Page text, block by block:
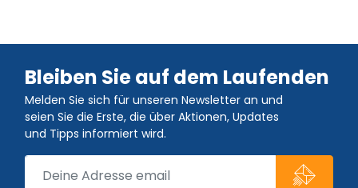
Bleiben Sie auf dem Laufenden
Melden Sie sich für unseren Newsletter an und
seien Sie die Erste, die über Aktionen, Updates
und Tipps informiert wird.